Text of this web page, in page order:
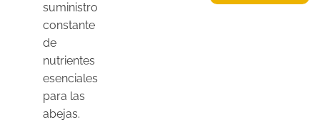
suministro
constante
de
nutrientes
esenciales
para las
abejas.